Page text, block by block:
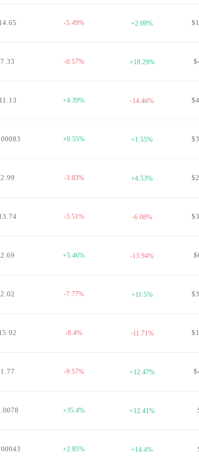
-5.49% +2.09%
-0.57% +18.29%
+4.39% -14.46%
+0.55% +1.55%
-3.83% +4.53%
-3.51% -6.08%
+5.46% -13.94%
-7.77% +11.5%
-8.4% -11.71%
-9.57% +12.47%
+35.4% +12.41%
+2.85% +14.4%